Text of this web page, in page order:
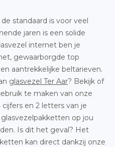
standaard is voor veel
jaren is een solide
internet ben je
gewaarborgde top
aantrekkelijke beltarieven.
glasvezel Ter Aar? Bekijk of
te maken van onze
en 2 letters van je
op jou
Is dit het geval? Het
kan direct dankzij onze